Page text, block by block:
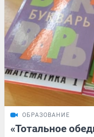
ОБРАЗОВАНИЕ
«Тотальное